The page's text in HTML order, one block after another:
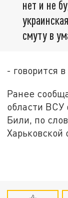
нет и не
смуту в
- говорится
Ранее
области ВСУ
Били, по
Харьковской